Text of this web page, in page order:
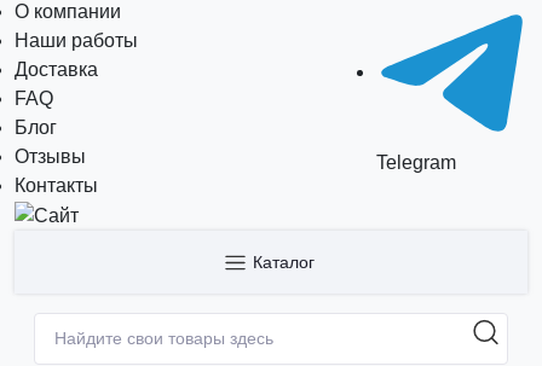
О компании
Наши работы
Доставка
FAQ
Блог
Отзывы
Контакты
Telegram
Каталог